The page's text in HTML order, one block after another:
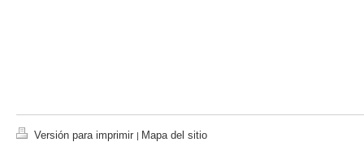
Versión para imprimir | Mapa del sitio